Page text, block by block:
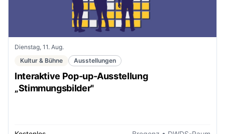
Dienstag, 11. Aug.
Kultur & Bühne
Ausstellungen
Interaktive Pop-up-Ausstellung
„Stimmungsbilder"